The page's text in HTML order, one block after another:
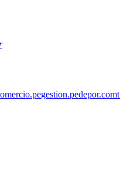
gestion.pedepor.com